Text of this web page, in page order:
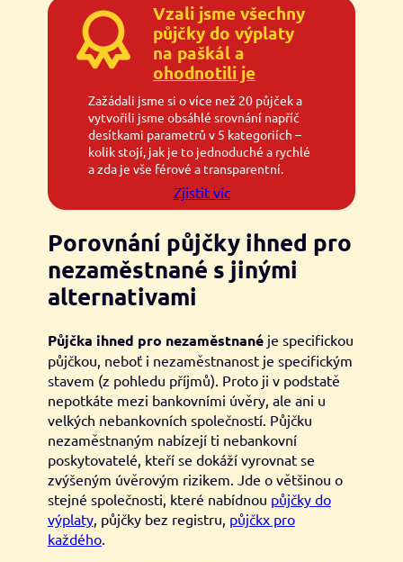
Vzali jsme všechny
půjčky do výplaty
na paškál a
ohodnotili je
Zažádali jsme si o více než 20 půjček a
vytvořili jsme obsáhlé srovnání napříč
desítkami parametrů v 5 kategoriích –
kolik stojí, jak je to jednoduché a rychlé
a zda je vše férové a transparentní.
Zjistit víc
Porovnání půjčky ihned pro
nezaměstnané s jinými
alternativami
Půjčka ihned pro nezaměstnanéje specifickou
půjčkou, neboť i nezaměstnanost je specifickým
stavem (z pohledu příjmů). Proto ji v podstatě
nepotkáte mezi bankovními úvěry, ale ani u
velkých nebankovních společností. Půjčku
nezaměstnaným nabízejí ti nebankovní
poskytovatelé, kteří se dokáží vyrovnat se
zvýšeným úvěrovým rizikem. Jde o většinou o
stejné společnosti, které nabídnou půjčky do
výplaty, půjčky bez registru, půjčkx pro
každého.